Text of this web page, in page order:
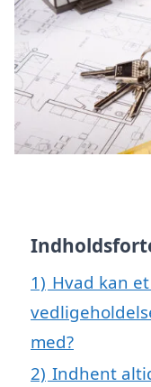
1) Hvad kan
med?
2) Indhent